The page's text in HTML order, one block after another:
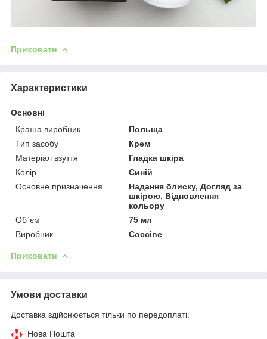
Приховати
Характеристики
Основні
Країна виробник
Польща
Тип засобу
Крем
Матеріал взуття
Гладка шкіра
Колір
Синій
Основне призначення
Надання блиску, Догляд за
шкірою, Відновлення
кольору
Об`єм
75 мл
Виробник
Coccine
Приховати
Умови доставки
Доставка здійснюється тільки по передоплаті.
Нова Пошта